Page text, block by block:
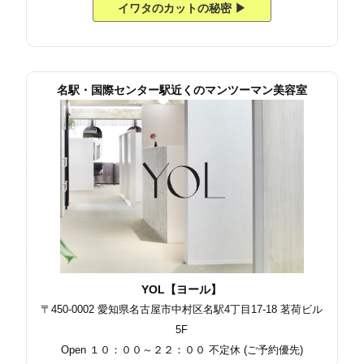
イワタのカットの秘密 ▶︎
名駅・国際センター駅近くのマンツーマン美容室
YOL【ヨール】
〒450-0002 愛知県名古屋市中村区名駅4丁目17-18 茗荷ビル
5F
Open １０：００～２２：００ 不定休 (ご予約優先)